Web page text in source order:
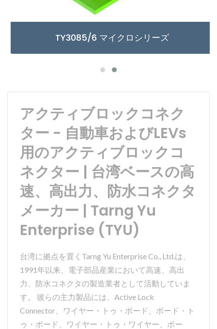
TY3085/6 マイクロシリーズ
アクティブロックコネク
ター - 自動車およびLEVs
用のアクティブロックコ
ネクター | 台湾ベースの高
速、高出力、防水コネクタ
メーカー | Tarng Yu
Enterprise (TYU)
台湾に拠点を置くTarng Yu Enterprise Co., Ltd.は、
1991年以来、電子部品産業において高速、高出
力、防水コネクタの製造業者として活動していま
す。 彼らの主力製品には、Active Lock
Connector、ワイヤー・トゥ・ボード、ボード・ト
ゥ・ボード、ワイヤー・トゥ・ワイヤー、ボー